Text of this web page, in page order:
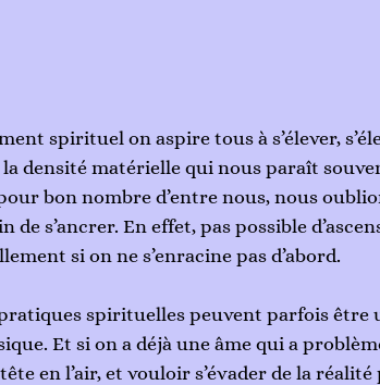
spirituel on aspire tous à s’élever,
la densité matérielle qui nous paraît
bon nombre d’entre nous, nous
de s’ancrer. En effet, pas possible
si on ne s’enracine pas d’abord.
spirituelles peuvent parfois être
Et si on a déjà une âme qui a
en l’air, et vouloir s’évader de la